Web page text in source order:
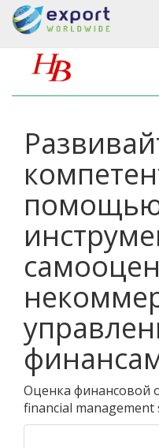
помощью
Оценка финансовой
financial